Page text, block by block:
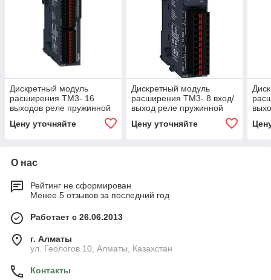
Дискретный модуль
расширения ТМ3- 16
выходов реле пружинной
Цену уточняйте
Дискретный модуль
расширения ТМ3- 8 вход/
выход реле пружинной
Цену уточняйте
О нас
Рейтинг не сформирован
Менее 5 отзывов за последний год
Работает с 26.06.2013
г. Алматы
ул. Геологов 10, Алматы, Казахстан
Контакты